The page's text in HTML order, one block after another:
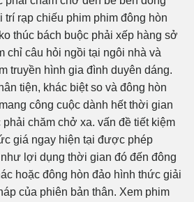
trí rạp chiếu phim phim đông hòn
thúc bách buộc phải xếp hàng sở
chỉ câu hỏi ngồi tại ngôi nhà và
truyền hình gia đình duyên dáng.
tiện, khác biệt so và đông hòn
công cuộc dành hết thời gian
phải chăm chở xa. vấn đề tiết kiệm
giá ngay hiện tại được phép
lợi dụng thời gian đó đến đông
hoặc đông hòn đảo hình thức giải
của phiên bản thân. Xem phim